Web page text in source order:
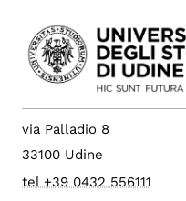
via Palladio 8
33100 Udine
tel +39 0432 556111